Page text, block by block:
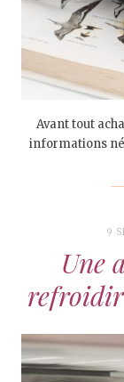
Avant tout
informations
9
Une
refroidir